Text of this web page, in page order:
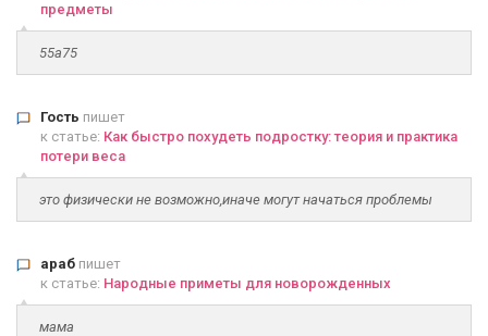
предметы
55а75
Гость пишет
к статье: Как быстро похудеть подростку: теория и практика
потери веса
это физически не возможно,иначе могут начаться проблемы
араб пишет
к статье: Народные приметы для новорожденных
мама